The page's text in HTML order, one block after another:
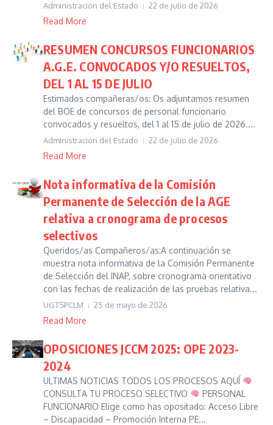
Administracion del Estado 22 de julio de 2026
Read More
RESUMEN CONCURSOS FUNCIONARIOS
A.G.E. CONVOCADOS Y/O RESUELTOS,
DEL 1 AL 15 DE JULIO
Estimados compañeras/os: Os adjuntamos resumen
del BOE de concursos de personal funcionario
convocados y resueltos, del 1 al 15 de julio de 2026....
Administracion del Estado 22 de julio de 2026
Read More
Nota informativa de la Comisión
Permanente de Selección de la AGE
relativa a cronograma de procesos
selectivos
Queridos/as Compañeros/as:A continuación se
muestra nota informativa de la Comisión Permanente
de Selección del INAP, sobre cronograma orientativo
con las fechas de realización de las pruebas relativa...
UGTSPCLM 25 de mayo de 2026
Read More
OPOSICIONES JCCM 2025: OPE 2023-
2024
ULTIMAS NOTICIAS TODOS LOS PROCESOS AQUÍ
CONSULTA TU PROCESO SELECTIVO
PERSONAL
FUNCIONARIO Elige como has opositado: Acceso Libre
– Discapacidad – Promoción Interna PE...